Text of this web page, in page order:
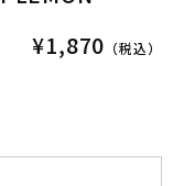
¥1,870 （税込）